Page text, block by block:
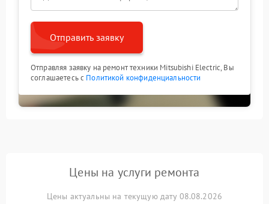
Отправить заявку
Отправляя заявку на ремонт техники Mitsubishi Electric, Вы
соглашаетесь с Политикой конфиденциальности
Цены на услуги ремонта
Цены актуальны на текущую дату 08.08.2026